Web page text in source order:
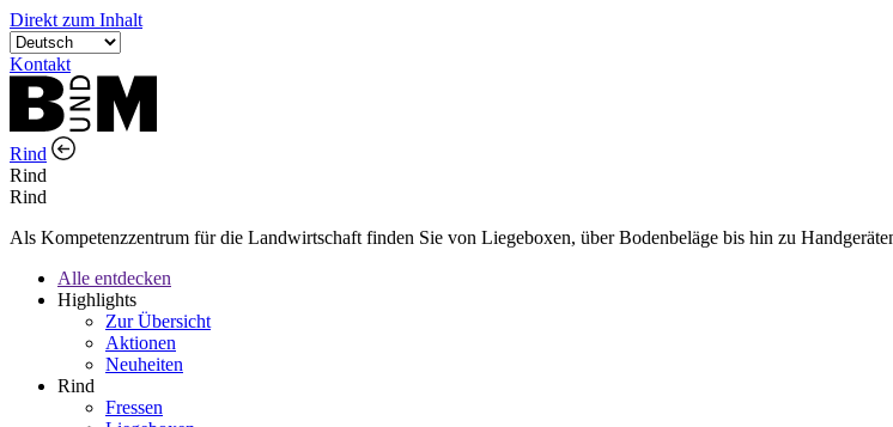
Direkt zum Inhalt
Kontakt
Rind
Rind
Rind
Als Kompetenzzentrum für die Landwirtschaft finden Sie von Liegeboxen, über Bodenbeläge bis hin zu
Alle entdecken
Highlights
Zur Übersicht
Aktionen
Neuheiten
Rind
Fressen